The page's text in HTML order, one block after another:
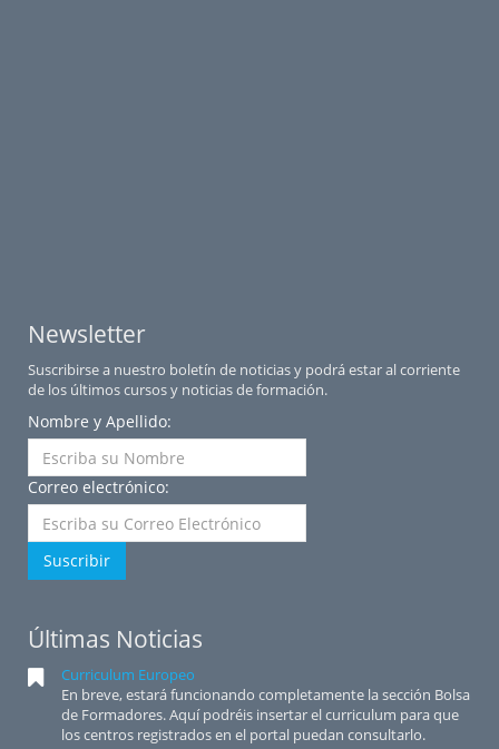
Newsletter
Suscribirse a nuestro boletín de noticias y podrá estar al corriente
de los últimos cursos y noticias de formación.
Nombre y Apellido:
Correo electrónico:
Suscribir
Últimas Noticias
Curriculum Europeo
En breve, estará funcionando completamente la sección Bolsa
de Formadores. Aquí podréis insertar el curriculum para que
los centros registrados en el portal puedan consultarlo.